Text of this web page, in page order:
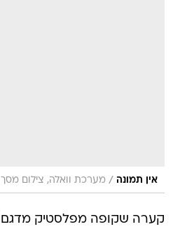
אין תמונה / מערכת וואלה, צילום מסך